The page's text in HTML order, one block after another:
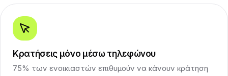
Κρατήσεις μόνο μέσω τηλεφώνου
75% των ενοικιαστών επιθυμούν να κάνουν κράτηση